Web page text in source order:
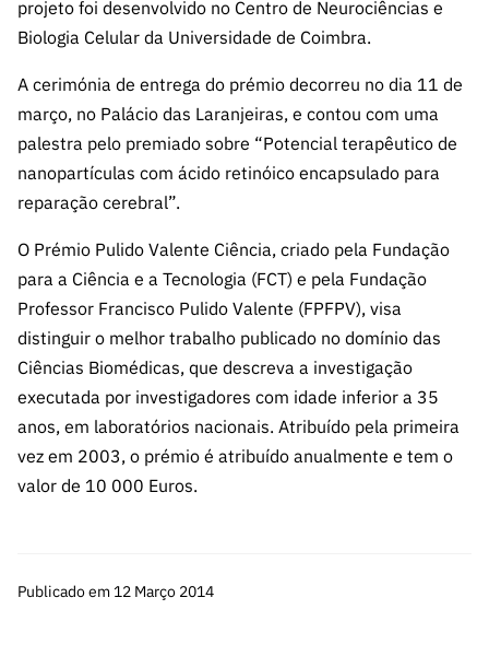
de Ciência
Subscrever
de
Concursos
Comunicado
s
de
Serviços e
Parcerias
Consultas
ções de
Interesse
FCCN,
serviços
digitais da
FCT
Canais de
Denúncia
projeto foi desenvolvido no Centro de Neurociências e
Biologia Celular da Universidade de Coimbra.
A cerimónia de entrega do prémio decorreu no dia 11 de
março, no Palácio das Laranjeiras, e contou com uma
palestra pelo premiado sobre “Potencial terapêutico de
nanopartículas com ácido retinóico encapsulado para
reparação cerebral”.
O Prémio Pulido Valente Ciência, criado pela Fundação
para a Ciência e a Tecnologia (FCT) e pela Fundação
Professor Francisco Pulido Valente (FPFPV), visa
distinguir o melhor trabalho publicado no domínio das
Ciências Biomédicas, que descreva a investigação
executada por investigadores com idade inferior a 35
anos, em laboratórios nacionais. Atribuído pela primeira
vez em 2003, o prémio é atribuído anualmente e tem o
valor de 10 000 Euros.
Publicado em 12 Março 2014